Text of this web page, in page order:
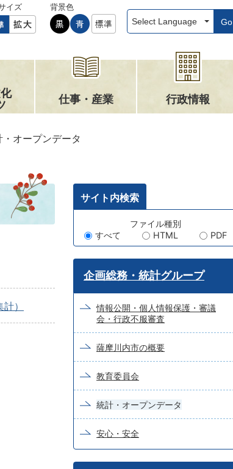
イズ
背景色
Go
仕事・産業 行政情報
・オープンデータ
）
サイト内検索
ー
ワ
ー
ド
索
ファイル種別
すべて
HTML PDF
企画総務・統計グループ
情報公開・個人情報保護・審議
会・行政不服審査
薩摩川内市の概要
教育委員会
統計・オープンデータ
安心・安全